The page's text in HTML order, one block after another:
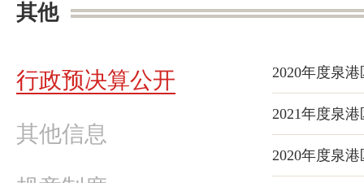
其他
行政预决算公开
其他信息
2020年度泉
2021年度泉
2020年度泉